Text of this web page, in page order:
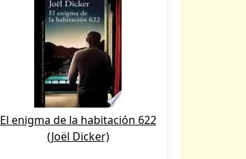
El enigma de la habitación 622
(Joël Dicker)